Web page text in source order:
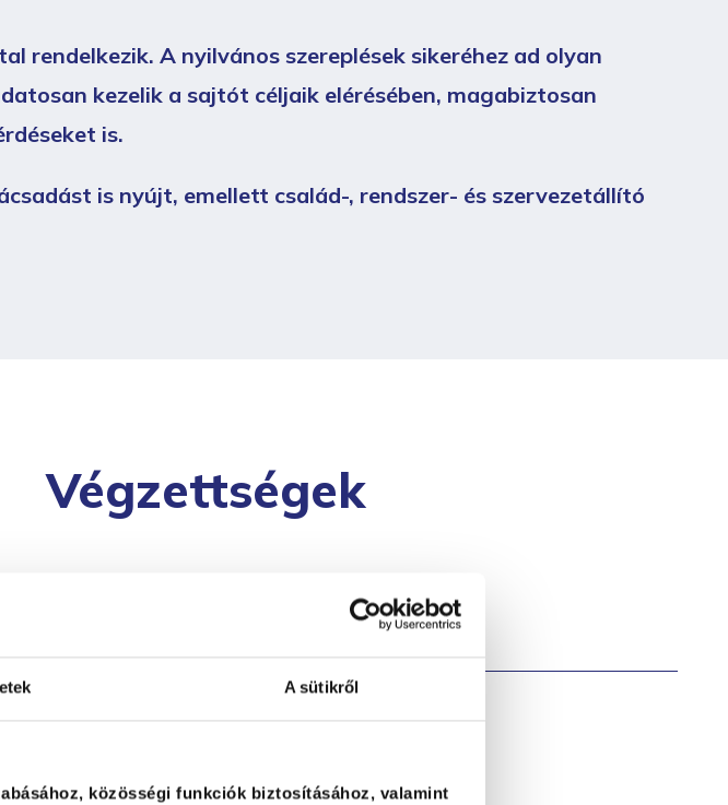
A sütikről
közösségi funkciók biztosításához, valamint
rendelkezik. A nyilvános szereplések sikeréhez ad olyan
kezelik a sajtót céljaik elérésében, magabiztosan
is.
is nyújt, emellett család-, rendszer- és szervezetállító
Végzettségek
Tréner-tanácsadó